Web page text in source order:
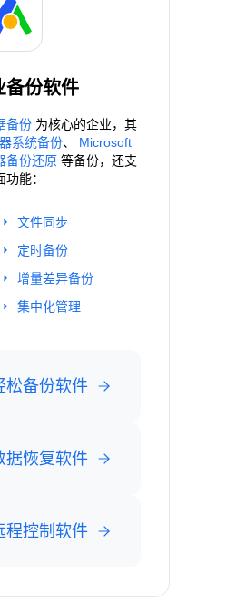
备份软件
备份 为核心的企业，其
系统备份、 Microsoft
备份还原 等备份，还支
能：
文件同步
定时备份
增量差异备份
集中化管理
松备份软件
据恢复软件
程控制软件